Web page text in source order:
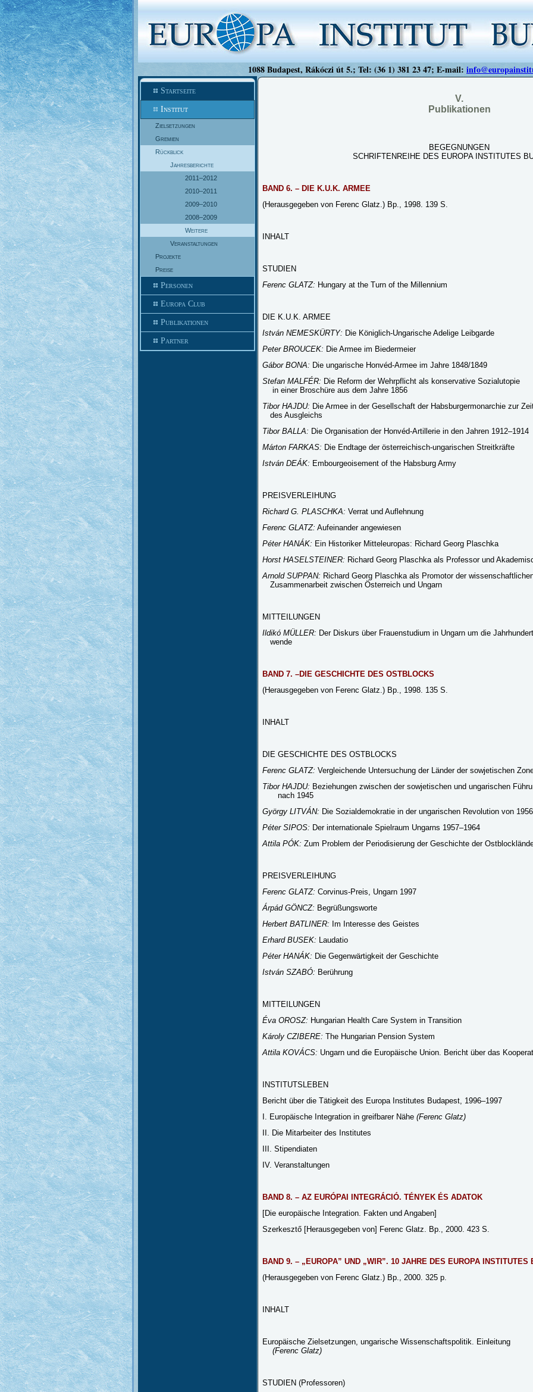
1088 Budapest, Rákóczi út 5.; Tel: (36 1) 381 23 47; E-mail:
Startseite
Institut
Zielsetzungen
Gremien
Rückblick
Jahresberichte
2011–2012
2010–2011
2009–2010
2008–2009
Weitere
Veranstaltungen
Projekte
Preise
Personen
Europa Club
Publikationen
Partner
V.
Publikationen
BEGEGNUNGEN
SCHRIFTENREIHE DES EUROPA INSTITUTES
BAND 6. – DIE K.U.K. ARMEE
(Herausgegeben von Ferenc Glatz.) Bp., 1998. 139 S.
INHALT
STUDIEN
Ferenc GLATZ: Hungary at the Turn of the Millennium
DIE K.U.K. ARMEE
István NEMESKÜRTY: Die Königlich-Ungarische Adelige Leibgarde
Peter BROUCEK: Die Armee im Biedermeier
Gábor BONA: Die ungarische Honvéd-Armee im Jahre 1848/1849
Stefan MALFÉR: Die Reform der Wehrpflicht als konservative Sozialutopie
in einer Broschüre aus dem Jahre 1856
Tibor HAJDU: Die Armee in der Gesellschaft der Habsburgermonarchie zur
des Ausgleichs
Tibor BALLA: Die Organisation der Honvéd-Artillerie in den Jahren 1912–1914
Márton FARKAS: Die Endtage der österreichisch-ungarischen Streitkräfte
István DEÁK: Embourgeoisement of the Habsburg Army
PREISVERLEIHUNG
Richard G. PLASCHKA: Verrat und Auflehnung
Ferenc GLATZ: Aufeinander angewiesen
Péter HANÁK: Ein Historiker Mitteleuropas: Richard Georg Plaschka
Horst HASELSTEINER: Richard Georg Plaschka als Professor und
Arnold SUPPAN: Richard Georg Plaschka als Promotor der
Zusammenarbeit zwischen Österreich und Ungarn
MITTEILUNGEN
Ildikó MÜLLER: Der Diskurs über Frauenstudium in Ungarn um die
wende
BAND 7. –DIE GESCHICHTE DES OSTBLOCKS
(Herausgegeben von Ferenc Glatz.) Bp., 1998. 135 S.
INHALT
DIE GESCHICHTE DES OSTBLOCKS
Ferenc GLATZ: Vergleichende Untersuchung der Länder der sowjetischen
Tibor HAJDU: Beziehungen zwischen der sowjetischen und ungarischen
nach 1945
György LITVÁN: Die Sozialdemokratie in der ungarischen Revolution von 1956
Péter SIPOS: Der internationale Spielraum Ungarns 1957–1964
Attila PÓK: Zum Problem der Periodisierung der Geschichte der
PREISVERLEIHUNG
Ferenc GLATZ: Corvinus-Preis, Ungarn 1997
Árpád GÖNCZ: Begrüßungsworte
Herbert BATLINER: Im Interesse des Geistes
Erhard BUSEK: Laudatio
Péter HANÁK: Die Gegenwärtigkeit der Geschichte
István SZABÓ: Berührung
MITTEILUNGEN
Éva OROSZ: Hungarian Health Care System in Transition
Károly CZIBERE: The Hungarian Pension System
Attila KOVÁCS: Ungarn und die Europäische Union. Bericht über das
INSTITUTSLEBEN
Bericht über die Tätigkeit des Europa Institutes Budapest, 1996–1997
I. Europäische Integration in greifbarer Nähe (Ferenc Glatz)
II. Die Mitarbeiter des Institutes
III. Stipendiaten
IV. Veranstaltungen
BAND 8. – AZ EURÓPAI INTEGRÁCIÓ. TÉNYEK ÉS ADATOK
[Die europäische Integration. Fakten und Angaben]
Szerkesztő [Herausgegeben von] Ferenc Glatz. Bp., 2000. 423 S.
BAND 9. – „EUROPA” UND „WIR”. 10 JAHRE DES EUROPA INSTITUTES
(Herausgegeben von Ferenc Glatz.) Bp., 2000. 325 p.
INHALT
Europäische Zielsetzungen, ungarische Wissenschaftspolitik. Einleitung
(Ferenc Glatz)
STUDIEN (Professoren)